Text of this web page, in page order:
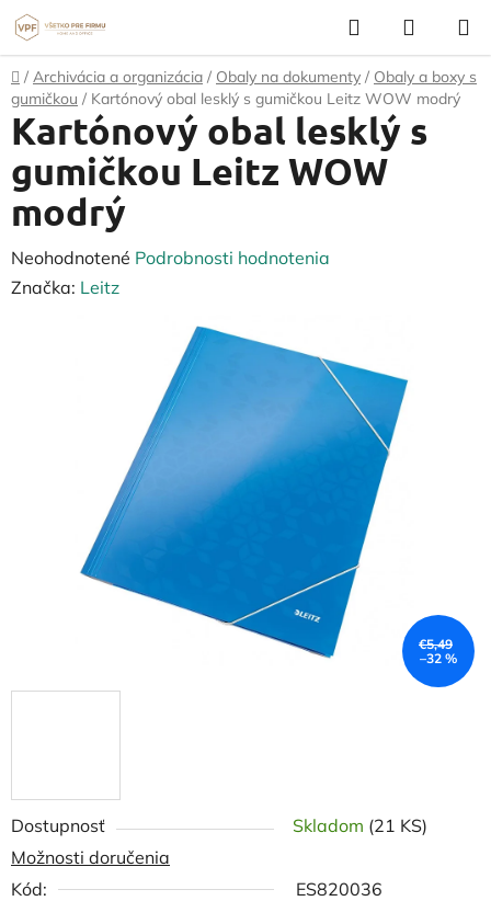
Prejsť
na
obsah
Hľadať
KOŠÍK
Domov
/ Archivácia a organizácia / Obaly na dokumenty / Obaly a boxy s
gumičkou / Kartónový obal lesklý s gumičkou Leitz WOW modrý
Dostupnosť Skladom (21 KS)
Možnosti doručenia
Kód:
ES820036
Kartónový obal lesklý s
gumičkou Leitz WOW
modrý
Priemerné
hodnotenie
Neohodnotené Podrobnosti hodnotenia
Značka: Leitz
€5,49
–32 %